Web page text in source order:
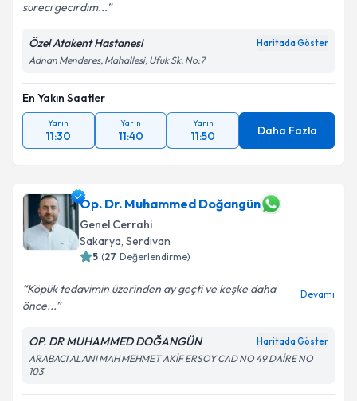
surecı gecırdım...
Özel Atakent Hastanesi Haritada Göster
Adnan Menderes, Mahallesi, Ufuk Sk. No:7
En Yakın Saatler
Yarın
11:30
Yarın
11:40
Yarın
11:50 Daha Fazla
Op. Dr. Muhammed Doğangün
Genel Cerrahi
Sakarya, Serdivan
5 (27 Değerlendirme)
Köpük tedavimin üzerinden ay geçti ve keşke daha
önce...
Devamı
OP. DR MUHAMMED DOĞANGÜN Haritada Göster
ARABACI ALANI MAH MEHMET AKİF ERSOY CAD NO 49 DAİRE NO
103